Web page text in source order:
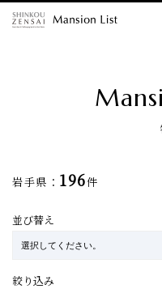
岩手県： 196件
並び替え
絞り込み